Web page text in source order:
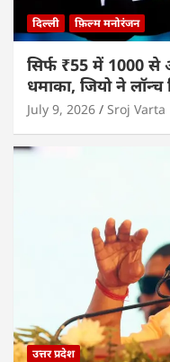
दिल्ली फ़िल्म मनोरंजन
सिर्फ ₹55 में 1000 से
धमाका, जियो ने
July 9, 2026 Sroj Varta
उत्तर प्रदेश